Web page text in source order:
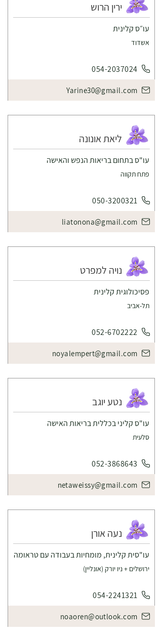
עו״ס קלינית
אשדוד
Yarine30@gmail.com
054-2037024
ירין הרוש
עו"ס בתחום בריאות הנפש והאישה
פתח תקווה
liatonona@gmail.com
050-3200321
ליאת אונונה
פסיכולוגית קלינית
תל-אביב
noyalempert@gmail.com
052-6702222
נויה למפרט
עו"ס קליני בכללית בריאות האישה
סלעית
netaweissy@gmail.com
052-3868643
נטע יוגב
עו"סית קלינית, מומחיות בעבודה עם טראומה
ירושלים + ניו יורק (אונליין)
noaoren@outlook.com
054-2241321
נעה אורן